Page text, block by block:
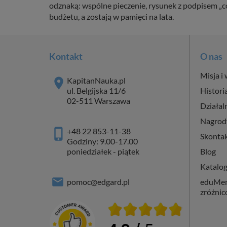
odznaką: wspólne pieczenie, rysunek z podpisem
budżetu, a zostają w pamięci na lata.
Kontakt
KapitanNauka.pl
ul. Belgijska 11/6
02-511 Warszawa
+48 22 853-11-38
Godziny: 9.00-17.00
poniedziałek - piątek
pomoc@edgard.pl
O nas
Misja i
Blog